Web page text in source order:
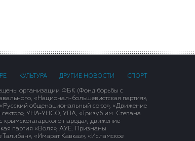
КУЛЬТУРА ДРУГИЕ НОВОСТИ СПОРТ
организации ФБК (Фонд борьбы с
«Национал-большевистская партия»,
общенациональный союз», «Движение
УНА-УНСО, УПА, «Тризуб им. Степана
народа», движение
партия «Воля», АУЕ. Признаны
«Имарат Кавказ», «Исламское